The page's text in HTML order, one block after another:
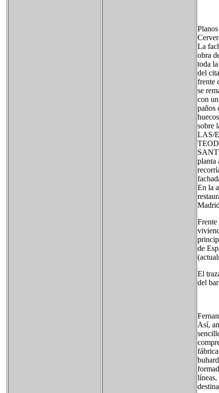
La
obra
toda
del
frente
se
con
paños
sobre
LAS/
planta
En la
de
El
del
Así,